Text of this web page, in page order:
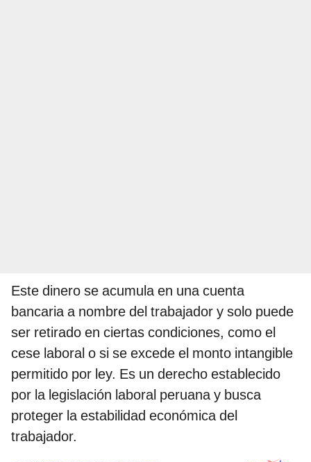
Este dinero se acumula en una cuenta
bancaria a nombre del trabajador y solo puede
ser retirado en ciertas condiciones, como el
cese laboral o si se excede el monto intangible
permitido por ley. Es un derecho establecido
por la legislación laboral peruana y busca
proteger la estabilidad económica del
trabajador.